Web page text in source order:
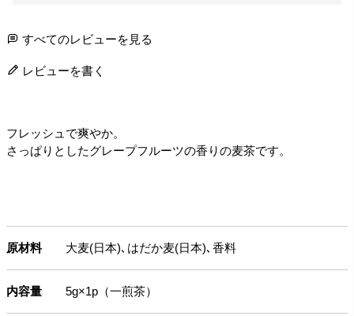
すべてのレビューを見る
レビューを書く
フレッシュで爽やか。
さっぱりとしたグレープフルーツの香りの麦茶です。
原材料 大麦(日本)､はだか麦(日本)､香料
内容量 5g×1p（一煎茶）